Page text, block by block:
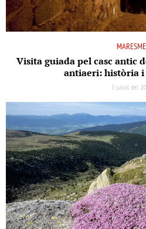
MARESME
Visita guiada pel casc antic
antiaeri: història
3 juliol del